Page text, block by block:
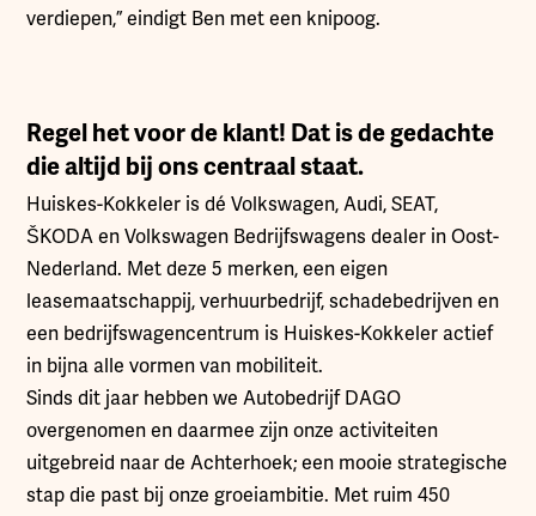
verdiepen,” eindigt Ben met een knipoog.
Regel het voor de klant! Dat is de gedachte
die altijd bij ons centraal staat.
Huiskes-Kokkeler is dé Volkswagen, Audi, SEAT,
ŠKODA en Volkswagen Bedrijfswagens dealer in Oost-
Nederland. Met deze 5 merken, een eigen
leasemaatschappij, verhuurbedrijf, schadebedrijven en
een bedrijfswagencentrum is Huiskes-Kokkeler actief
in bijna alle vormen van mobiliteit.
Sinds dit jaar hebben we Autobedrijf DAGO
overgenomen en daarmee zijn onze activiteiten
uitgebreid naar de Achterhoek; een mooie strategische
stap die past bij onze groeiambitie. Met ruim 450